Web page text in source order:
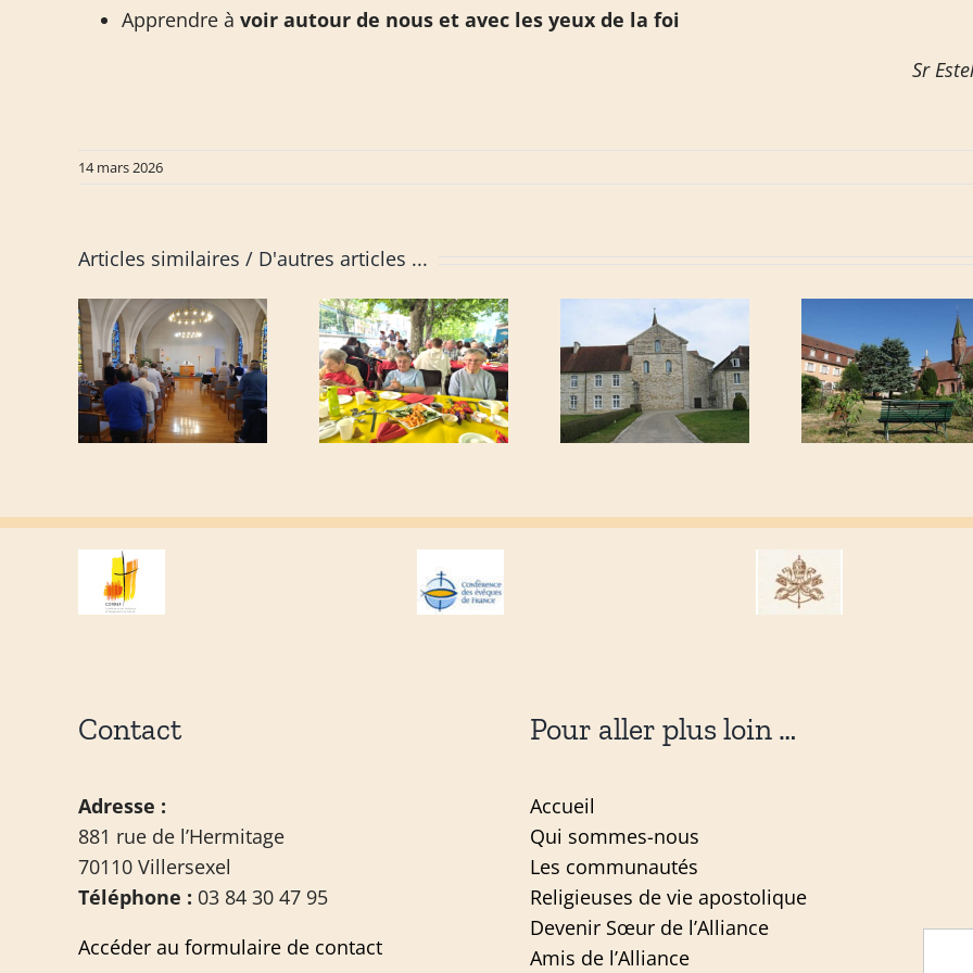
Apprendre à voir autour de nous et avec les yeux de la foi
Sr
14 mars 2026
Articles similaires
Contact
Adresse :
881 rue de l’Hermitage
70110 Villersexel
Téléphone : 03 84 30 47 95
Accéder au formulaire de contact
Pour aller plus loin …
Accueil
Qui sommes-nous
Les communautés
Religieuses de vie apostolique
Devenir Sœur de l’Alliance
Amis de l’Alliance